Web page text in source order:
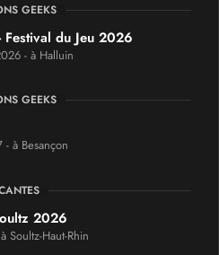
GEEKS
Festival du Jeu 2026
- à Halluin
GEEKS
à Besançon
2026
Soultz-Haut-Rhin